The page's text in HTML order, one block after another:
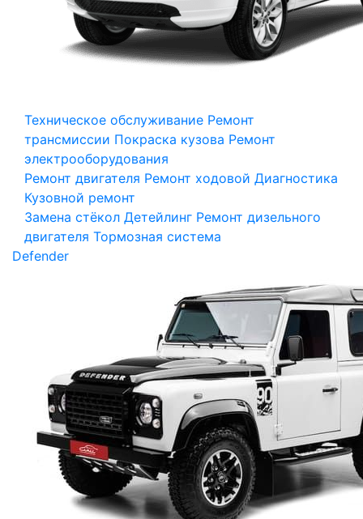
Техническое обслуживание Ремонт
трансмиссии Покраска кузова Ремонт
электрооборудования
Ремонт двигателя Ремонт ходовой Диагностика
Кузовной ремонт
Замена стёкол Детейлинг Ремонт дизельного
двигателя Тормозная система
Defender